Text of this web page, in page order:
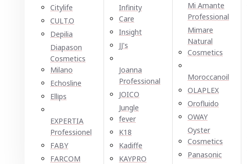
Citylife
CULT.O
Depilia
Diapason
Cosmetics
Milano
Echosline
Ellірѕ
EXPERTIA
Professionel
FABY
FARCOM
Infinity
Care
Insight
JJ's
Joanna
Professional
JOICO
Jungle
fever
K18
Kadiffe
KAYPRO
Mi Amante
Professional
Mimare
Natural
Cosmetics
Moroccanoil
OLAPLEX
Orofluido
OWAY
Oyster
Cosmetics
Panasonic